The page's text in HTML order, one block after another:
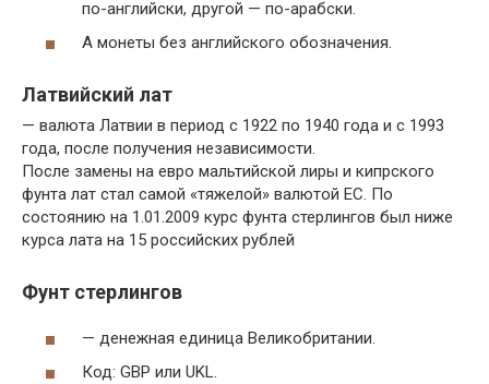
по-английски, другой — по-арабски.
А монеты без английского обозначения.
Латвийский лат
— валюта Латвии в период с 1922 по 1940 года и с 1993
года, после получения независимости.
После замены на евро мальтийской лиры и кипрского
фунта лат стал самой «тяжелой» валютой ЕС. По
состоянию на 1.01.2009 курс фунта стерлингов был ниже
курса лата на 15 российских рублей
Фунт стерлингов
— денежная единица Великобритании.
Код: GBP или UKL.